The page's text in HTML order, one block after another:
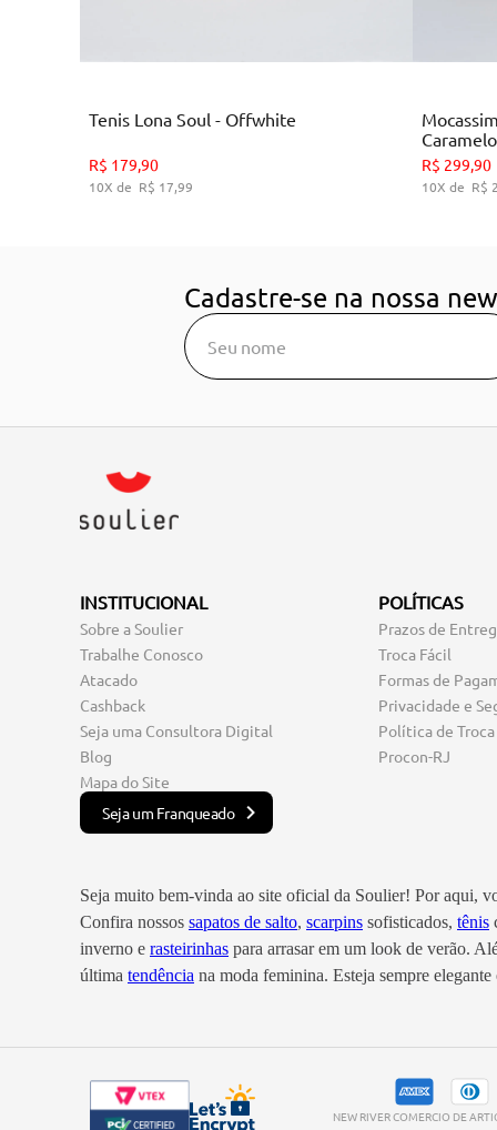
ADICIONAR AO CARRINHO
Tenis Lona Soul - Offwhite
R$ 179,90
10 R$ 17,99
Caramelo
R$ 299,90
10 R$
Cadastre-se na nossa
INSTITUCIONAL
Sobre a Soulier
Trabalhe Conosco
Atacado
Cashback
Seja uma Consultora Digital
Blog
Mapa do Site
Seja um Franqueado
POLÍTICAS
Prazos de
Troca Fácil
Formas de
Privacidade e
Política de Troca
Procon-RJ
Seja muito bem-vinda ao site oficial da Soulier! Por aqui,
Confira nossos sapatos de salto, scarpins sofisticados, tênis
inverno e rasteirinhas para arrasar em um look de verão.
última tendência na moda feminina. Esteja sempre
NEW RIVER COMERCIO DE